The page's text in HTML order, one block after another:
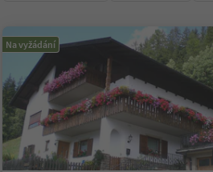
Na vyžádání